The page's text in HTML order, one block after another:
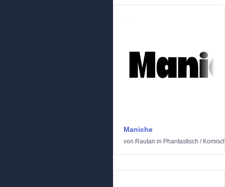
Maniche
von Rautan in Phantastisch /